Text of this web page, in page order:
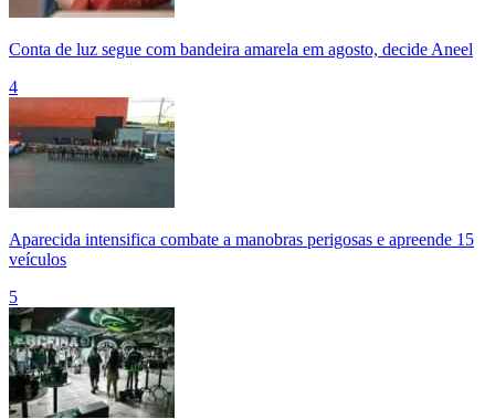
Conta de luz segue com bandeira amarela em agosto, decide Aneel
4
Aparecida intensifica combate a manobras perigosas e apreende 15
veículos
5